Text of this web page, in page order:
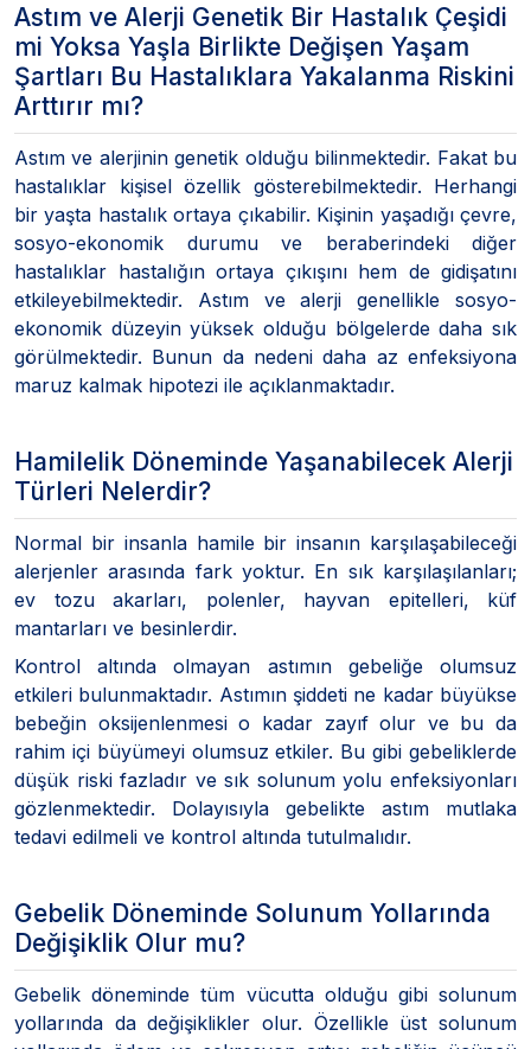
Astım ve Alerji Genetik Bir Hastalık Çeşidi
mi Yoksa Yaşla Birlikte Değişen Yaşam
Şartları Bu Hastalıklara Yakalanma Riskini
Arttırır mı?
Astım ve alerjinin genetik olduğu bilinmektedir. Fakat bu
hastalıklar kişisel özellik gösterebilmektedir. Herhangi
bir yaşta hastalık ortaya çıkabilir. Kişinin yaşadığı çevre,
sosyo-ekonomik durumu ve beraberindeki diğer
hastalıklar hastalığın ortaya çıkışını hem de gidişatını
etkileyebilmektedir. Astım ve alerji genellikle sosyo-
ekonomik düzeyin yüksek olduğu bölgelerde daha sık
görülmektedir. Bunun da nedeni daha az enfeksiyona
maruz kalmak hipotezi ile açıklanmaktadır.
Hamilelik Döneminde Yaşanabilecek Alerji
Türleri Nelerdir?
Normal bir insanla hamile bir insanın karşılaşabileceği
alerjenler arasında fark yoktur. En sık karşılaşılanları;
ev tozu akarları, polenler, hayvan epitelleri, küf
mantarları ve besinlerdir.
Kontrol altında olmayan astımın gebeliğe olumsuz
etkileri bulunmaktadır. Astımın şiddeti ne kadar büyükse
bebeğin oksijenlenmesi o kadar zayıf olur ve bu da
rahim içi büyümeyi olumsuz etkiler. Bu gibi gebeliklerde
düşük riski fazladır ve sık solunum yolu enfeksiyonları
gözlenmektedir. Dolayısıyla gebelikte astım mutlaka
tedavi edilmeli ve kontrol altında tutulmalıdır.
Gebelik Döneminde Solunum Yollarında
Değişiklik Olur mu?
Gebelik döneminde tüm vücutta olduğu gibi solunum
yollarında da değişiklikler olur. Özellikle üst solunum